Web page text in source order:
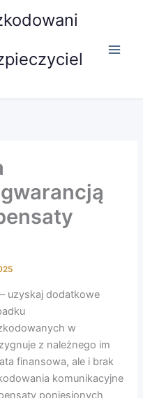
uzyskaj dodatkowe
w
z należnego im
finansowa, ale i brak
komunikacyjne
poniesionych